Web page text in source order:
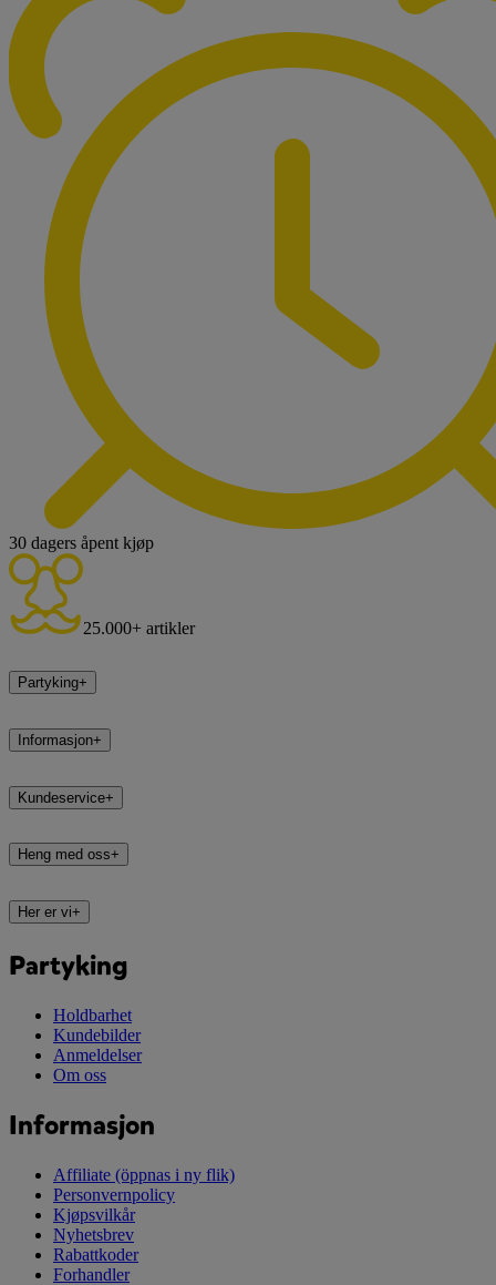
30 dagers åpent kjøp
25.000+ artikler
Partyking+
Informasjon+
Kundeservice+
Heng med oss+
Her er vi+
Partyking
Holdbarhet
Kundebilder
Anmeldelser
Om oss
Informasjon
Affiliate (öppnas i ny flik)
Personvernpolicy
Kjøpsvilkår
Nyhetsbrev
Rabattkoder
Forhandler